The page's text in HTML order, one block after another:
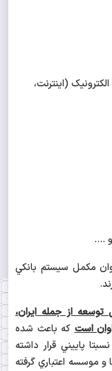
(اینترنت،
مكمل سيستم بانكي
از جمله ايران،
استكه باعث شده
پاييني قرار داشته
و موسسه اعتباري گرفته